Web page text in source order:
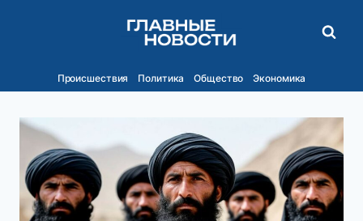
Происшествия Политика Общество Экономика